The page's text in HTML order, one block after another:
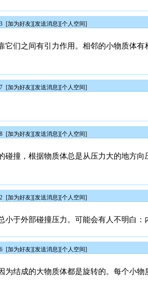
[加为好友][发送消息][个人空间]
它们之间有引力作用。相邻的小物质体
[加为好友][发送消息][个人空间]
[加为好友][发送消息][个人空间]
碰撞，根据物质体总是从压力大的地方
[加为好友][发送消息][个人空间]
于外部碰撞压力。可能会有人不明白：
[加为好友][发送消息][个人空间]
为结成的大物质体都是旋转的。每个小